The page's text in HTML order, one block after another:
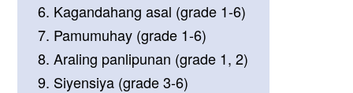
Kagandahang asal (grade 1-6)
Pamumuhay (grade 1-6)
Araling panlipunan (grade 1, 2)
Siyensiya (grade 3-6)